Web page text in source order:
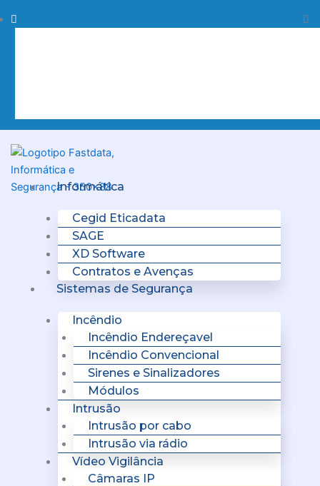
to
Procurar
Informática
Cegid Eticadata
SAGE
XD Software
Contratos e Avenças
Sistemas de Segurança
Incêndio
Incêndio Endereçavel
Incêndio Convencional
Sirenes e Sinalizadores
Módulos
Intrusão
Intrusão por cabo
Intrusão via rádio
Vídeo Vigilância
Câmaras IP
Menu